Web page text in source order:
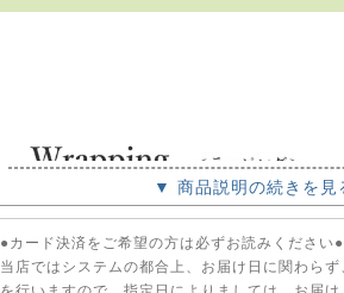
▼ 商品説明の続きを
●カード決済をご希望の方は必ずお読みください●
当店ではシステムの都合上、お届け日に関わら